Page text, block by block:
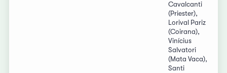
Cavalcanti
(Priester),
Lorival Pariz
(Coirana),
Vinícius
Salvatori
(Mata Vaca),
Santi